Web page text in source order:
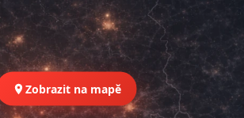
Zobrazit na mapě